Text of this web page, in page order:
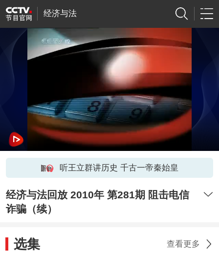
经济与法
听王立群讲历史 千古一帝秦始皇
经济与法回放 2010年 第281期 阻击电信
诈骗（续）
选集 查看更多